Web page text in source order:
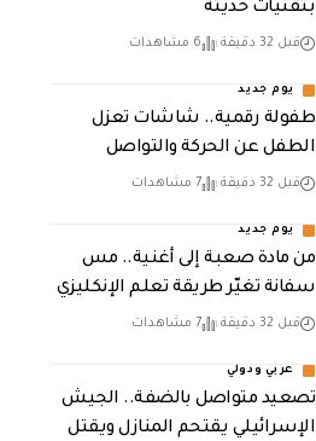
بتقنيات حديثة
قبل 32 دقيقة 6 مشاهدات
يوم جديد
طفولة رقمية.. شاشات تعزل
الطفل عن الحركة والتواصل
قبل 32 دقيقة 7 مشاهدات
يوم جديد
من مادة صعبة إلى أغنية.. مس
سفانة تغيّر طريقة تعلم الإنكليزي
قبل 32 دقيقة 7 مشاهدات
عربي ودولي
تصعيد متواصل بالضفة.. الجيش
الإسرائيلي يقتحم المنازل ويقتل